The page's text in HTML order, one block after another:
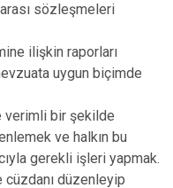
sözleşmeleri
ilişkin raporları
uygun biçimde
verimli bir şekilde
ve halkın bu
gerekli işleri yapmak.
cüzdanı düzenleyip